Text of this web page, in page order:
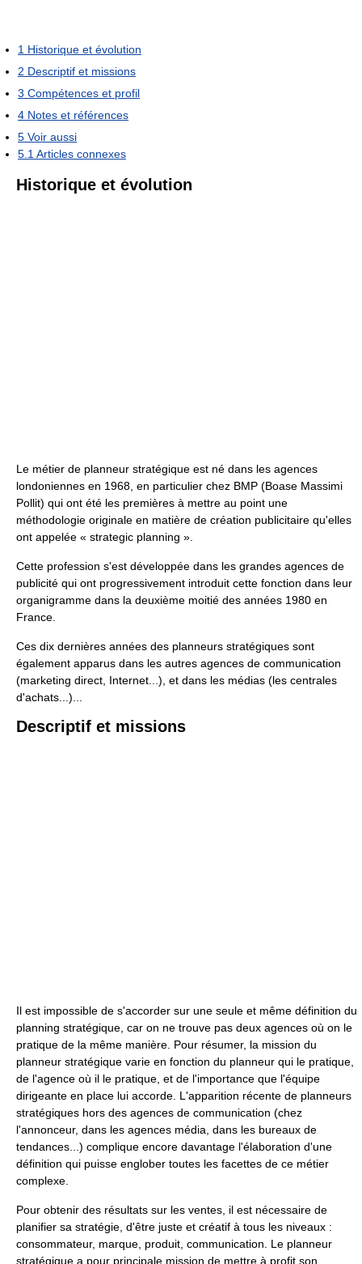
1 Historique et évolution
2 Descriptif et missions
3 Compétences et profil
4 Notes et références
5 Voir aussi
5.1 Articles connexes
Historique et évolution
Le métier de planneur stratégique est né dans les agences
londoniennes en 1968, en particulier chez BMP (Boase Massimi
Pollit) qui ont été les premières à mettre au point une
méthodologie originale en matière de création publicitaire qu'elles
ont appelée « strategic planning ».
Cette profession s'est développée dans les grandes agences de
publicité qui ont progressivement introduit cette fonction dans leur
organigramme dans la deuxième moitié des années 1980 en
France.
Ces dix dernières années des planneurs stratégiques sont
également apparus dans les autres agences de communication
(marketing direct, Internet...), et dans les médias (les centrales
d'achats...)...
Descriptif et missions
Il est impossible de s'accorder sur une seule et même définition du
planning stratégique, car on ne trouve pas deux agences où on le
pratique de la même manière. Pour résumer, la mission du
planneur stratégique varie en fonction du planneur qui le pratique,
de l'agence où il le pratique, et de l'importance que l'équipe
dirigeante en place lui accorde. L'apparition récente de planneurs
stratégiques hors des agences de communication (chez
l'annonceur, dans les agences média, dans les bureaux de
tendances...) complique encore davantage l'élaboration d'une
définition qui puisse englober toutes les facettes de ce métier
complexe.
Pour obtenir des résultats sur les ventes, il est nécessaire de
planifier sa stratégie, d'être juste et créatif à tous les niveaux :
consommateur, marque, produit, communication. Le planneur
stratégique a pour principale mission de mettre à profit son